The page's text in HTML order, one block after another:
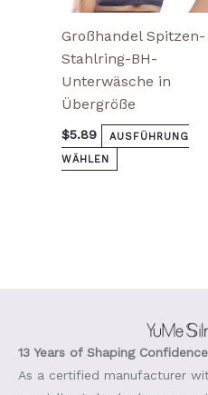
Großhandel Spitzen-
Stahlring-BH-
Unterwäsche in
Übergröße
$5.89
AUSFÜHRUNG
WÄHLEN
werden
13 Years of Shaping
As a certified manufacturer